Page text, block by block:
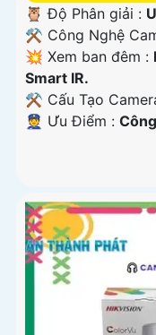
🦉 Độ Phân giải :
⚒ Công Nghệ
💥 Xem ban đêm :
Smart IR.
⚒ Cấu Tạo
️👮 Ưu Điểm :